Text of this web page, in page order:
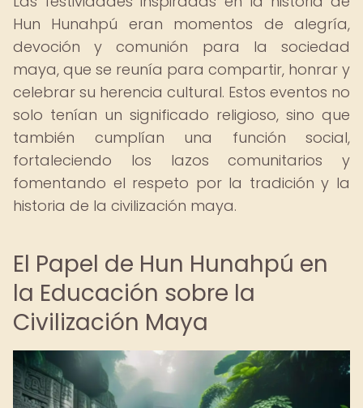
Hun Hunahpú eran momentos de alegría,
devoción y comunión para la sociedad
maya, que se reunía para compartir, honrar y
celebrar su herencia cultural. Estos eventos no
solo tenían un significado religioso, sino que
también cumplían una función social,
fortaleciendo los lazos comunitarios y
fomentando el respeto por la tradición y la
historia de la civilización maya.
El Papel de Hun Hunahpú en
la Educación sobre la
Civilización Maya